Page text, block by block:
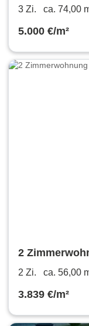
in
3 Zi. ca. 74,00
5.000 €/m²
2
2 Zi. ca. 56,00
3.839 €/m²